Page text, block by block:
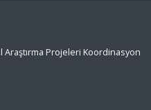
Projeleri Koordinasyon